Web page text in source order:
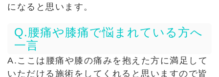
になると思います。
Q.腰痛や膝痛で悩まれている方へ
一言
A.ここは腰痛や膝の痛みを抱えた方に満足して
いただける施術をしてくれると思いますので皆